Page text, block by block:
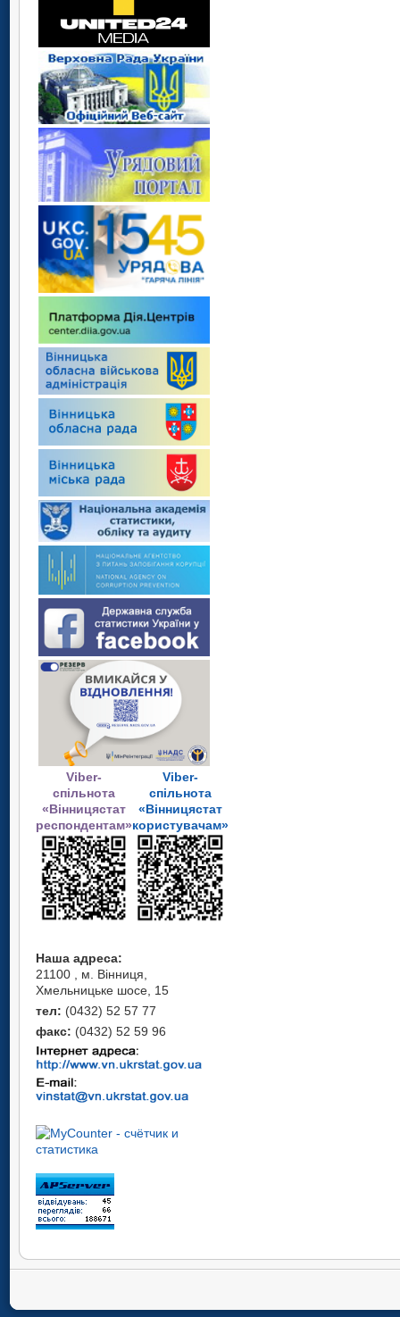
Viber-
спільнота
«Вінницястат
респондентам»
Viber-
спільнота
«Вінницястат
користувачам»
Наша адреса:
21100 , м. Вінниця,
Хмельницьке шосе, 15
тел: (0432) 52 57 77
факс: (0432) 52 59 96